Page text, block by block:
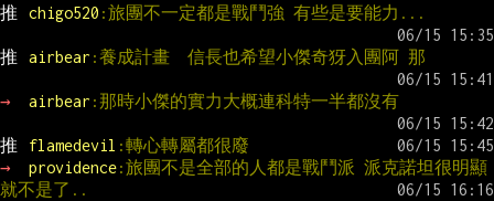
推
chigo520 :旅團不一定都是戰鬥強 有些是要能力...
推 airbear :養成計畫  信長也希望小傑奇犽入團阿 那
→ airbear :那時小傑的實力大概連科特一半都沒有
推 flamedevil :轉心轉屬都很廢
→
providence:旅團不是全部的人都是戰鬥派 派克諾坦很明顯
就不是了..